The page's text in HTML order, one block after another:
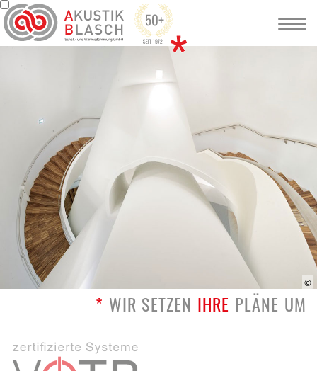
* WIR SETZEN IHRE PLÄNE UM